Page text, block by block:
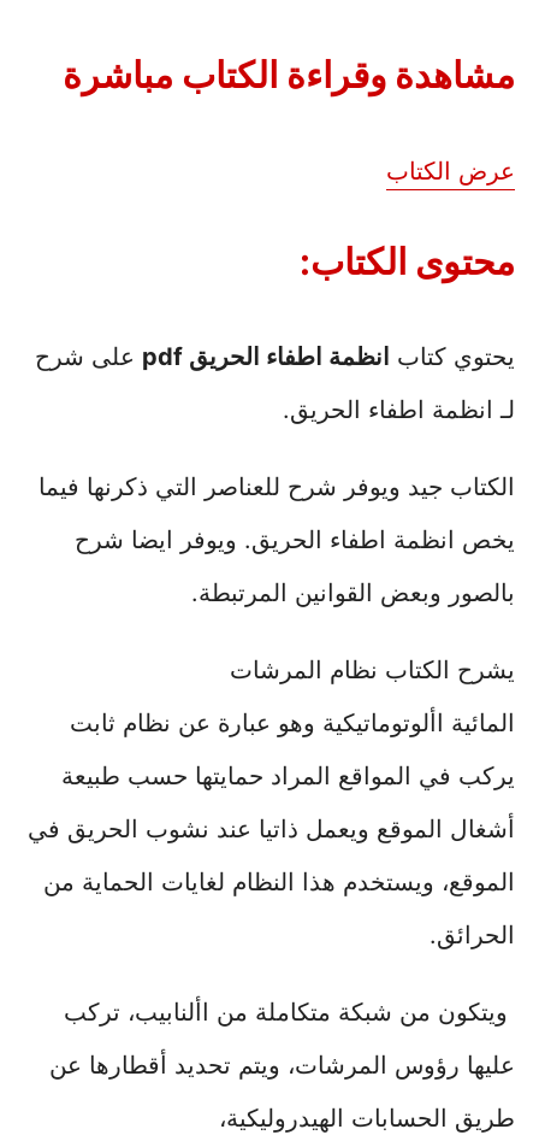
مشاهدة وقراءة الكتاب مباشرة
عرض الكتاب
محتوى الكتاب:
يحتوي كتاب انظمة اطفاء الحريق pdf
على شرح
لـ انظمة اطفاء الحريق.
الكتاب جيد ويوفر شرح للعناصر التي ذكرنها فيما
يخص انظمة اطفاء الحريق. ويوفر ايضا شرح
بالصور وبعض القوانين المرتبطة.
يشرح الكتاب نظام المرشات
المائية األوتوماتيكية وهو عبارة عن نظام ثابت
يركب في المواقع المراد حمايتها حسب طبيعة
أشغال الموقع ويعمل ذاتيا عند نشوب الحريق في
الموقع، ويستخدم هذا النظام لغايات الحماية من
الحرائق.
ويتكون من شبكة متكاملة من األنابيب، تركب
عليها رؤوس المرشات، ويتم تحديد أقطارها عن
طريق الحسابات الهيدروليكية،